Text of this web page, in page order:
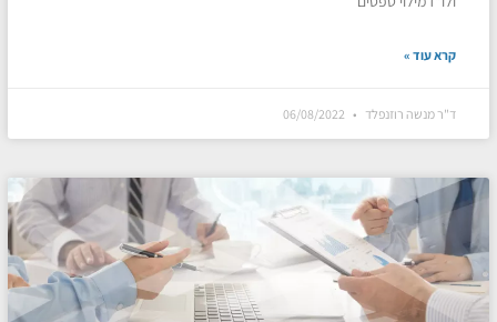
קרא עוד »
ד"ר מנשה רוזנפלד